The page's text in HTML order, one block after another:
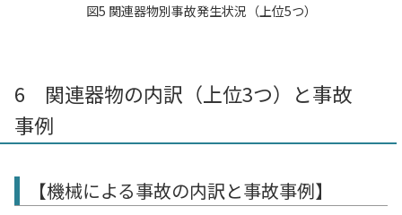
図5 関連器物別事故発生状況（上位5つ）
6 関連器物の内訳（上位3つ）と事故
事例
【機械による事故の内訳と事故事例】